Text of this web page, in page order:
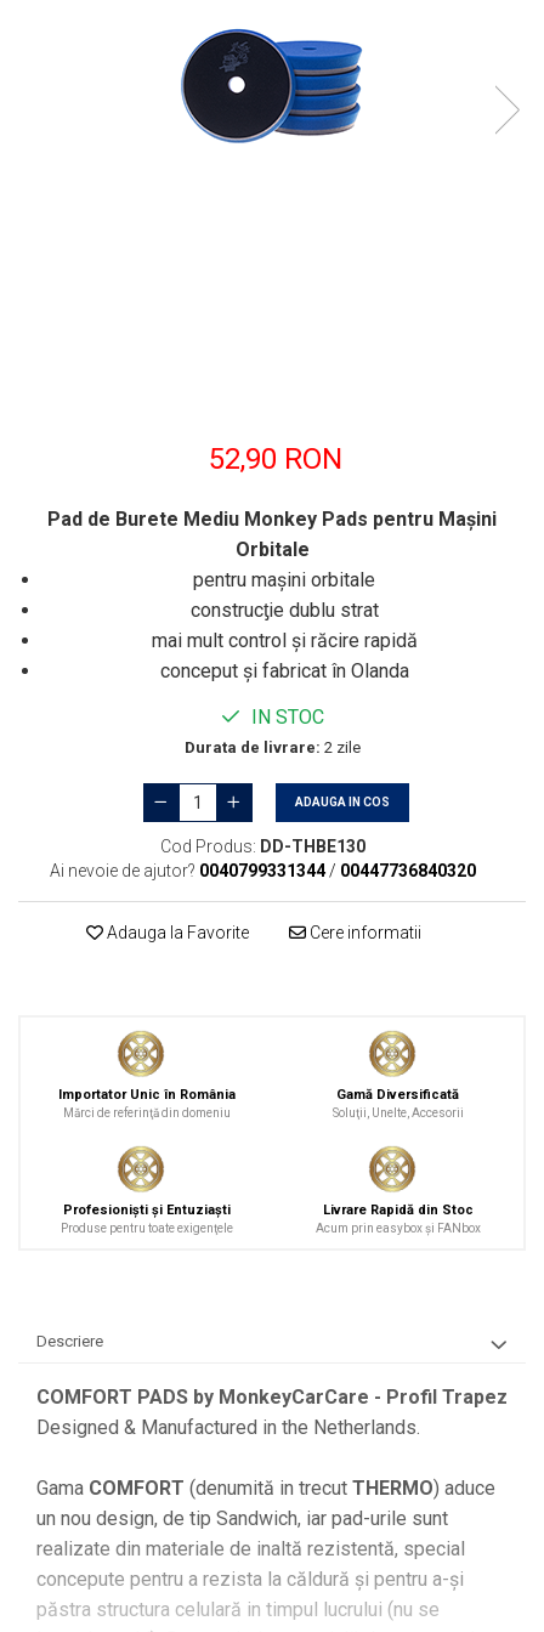
52,90 RON
Pad de Burete Mediu Monkey Pads pentru Maşini
Orbitale
pentru maşini orbitale
construcƫie dublu strat
mai mult control şi răcire rapidă
conceput şi fabricat în Olanda
IN STOC
Durata de livrare: 2 zile
ADAUGA IN COS
Cod Produs: DD-THBE130
Ai nevoie de ajutor? 0040799331344 / 00447736840320
Adauga la Favorite Cere informatii
Importator Unic în România
Mărci de referinţă din domeniu
Gamă Diversificată
Soluţii, Unelte, Accesorii
Profesionişti şi Entuziaşti
Produse pentru toate exigenţele
Livrare Rapidă din Stoc
Acum prin easybox şi FANbox
Descriere
COMFORT PADS by MonkeyCarCare - Profil Trapez
Designed & Manufactured in the Netherlands.
Gama COMFORT (denumită in trecut THERMO) aduce
un nou design, de tip Sandwich, iar pad-urile sunt
realizate din materiale de inaltă rezistentă, special
concepute pentru a rezista la căldură şi pentru a-şi
păstra structura celulară in timpul lucrului (nu se